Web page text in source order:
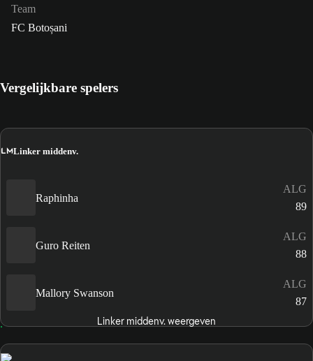
Team
FC Botoșani
Vergelijkbare spelers
LMLinker middenv.
Raphinha
ALG
89
Guro Reiten
ALG
88
Mallory Swanson
ALG
87
Linker middenv. weergeven